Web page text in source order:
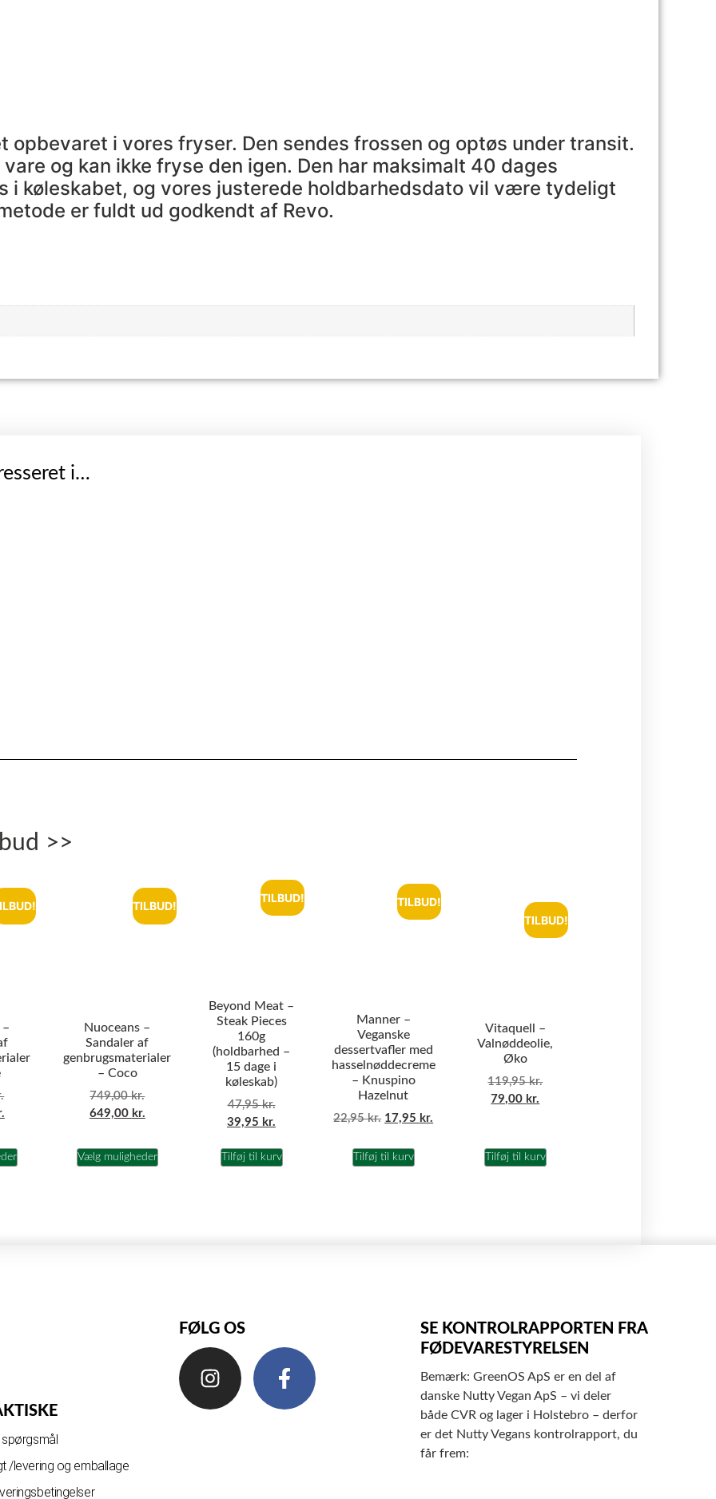
opbevaret i vores fryser. Den sendes frossen og optøs under transit.
og kan ikke fryse den igen. Den har maksimalt 40 dages
i køleskabet, og vores justerede holdbarhedsdato vil være tydeligt
er fuldt ud godkendt af Revo.
i…
>>
–
TILBUD!
Nuoceans –
Sandaler af
genbrugsmaterialer
– Coco
749,00kr.
649,00 kr.
Vælg muligheder
TILBUD!
Beyond Meat –
Steak Pieces
160g
(holdbarhed –
15 dage i
køleskab)
47,95kr.
39,95 kr.
Tilføj til kurv
TILBUD!
Manner –
Veganske
dessertvafler med
hasselnøddecreme
– Knuspino
Hazelnut
22,95kr. 17,95 kr.
Tilføj til kurv
TILBUD!
Vitaquell –
Valnøddeolie,
Øko
119,95kr.
79,00 kr.
Tilføj til kurv
/levering og emballage
FØLG OS
SE KONTROLRAPPORTEN FRA
FØDEVARESTYRELSEN
Bemærk: GreenOS ApS er en del af
danske Nutty Vegan ApS – vi deler
både CVR og lager i Holstebro – derfor
er det Nutty Vegans kontrolrapport, du
får frem: